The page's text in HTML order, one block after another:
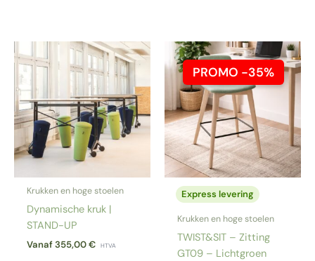
Krukken en hoge stoelen
Dynamische kruk |
STAND-UP
Vanaf355,00€ HTVA
Express levering
PROMO -35%
Krukken en hoge stoelen
TWIST&SIT – Zitting
GT09 – Lichtgroen